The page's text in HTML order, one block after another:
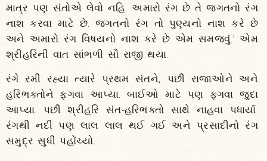
માત્ર પણ સંતોએ લેવો નહિ. અમારો રંગ છે તે જગતનો રંગ
નાશ કરવા માટે છે. જગતનો રંગ તો પુણ્યનો નાશ કરે છે
અને અમારો રંગ વિષયનો નાશ કરે છે એમ સમજવું.' એમ
શ્રીહરિની વાત સાંભળી સૌ રાજી થયા.
રંગે રમી રહ્યા ત્યારે પ્રથમ સંતને, પછી રાજાઓને અને
હરિભક્તોને ફગવા આપ્યા. બાઈઓ માટે પણ ફગવા જુદા
આપ્યા. પછી શ્રીહરિ સંત-હરિભક્તો સાથે નાહવા પધાર્યા.
રંગથી નદી પણ લાલ લાલ થઈ ગઈ અને પ્રસાદીનો રંગ
સમુદ્ર સુધી પહોંચ્યો.